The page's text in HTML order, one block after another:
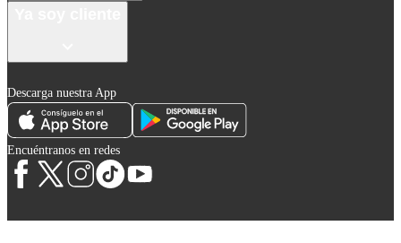
Descarga nuestra App
Encuéntranos en redes